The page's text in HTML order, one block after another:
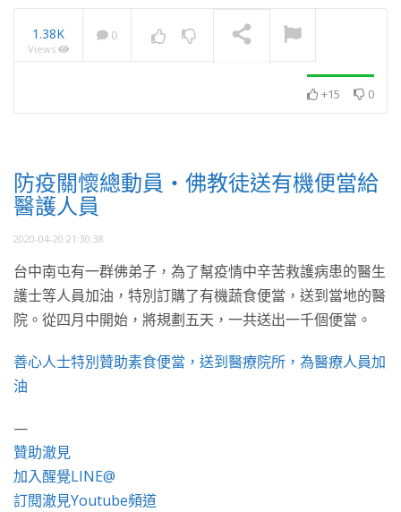
2025・11月・澈見全球訊
1.38K
Views
0
+15 0
防疫關懷總動員・佛教徒送有機便當給
醫護人員
2020-04-20 21:30:38
台中南屯有一群佛弟子，為了幫疫情中辛苦救護病患的醫生
護士等人員加油，特別訂購了有機蔬食便當，送到當地的醫
院。從四月中開始，將規劃五天，一共送出一千個便當。
善心人士特別贊助素食便當，送到醫療院所，為醫療人員加
油
—
贊助澈見
加入醒覺LINE@
訂閱澈見Youtube頻道